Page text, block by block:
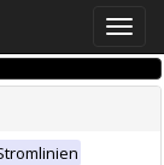
Toggle